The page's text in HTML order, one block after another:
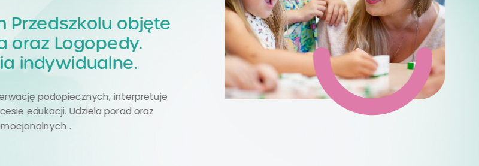
Przedszkolu objęte
oraz Logopedy.
indywidualne.
podopiecznych, interpretuje
edukacji. Udziela porad oraz
.